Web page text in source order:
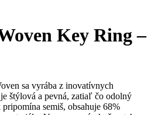
Key Ring –
sa vyrába z inovatívnych
štýlová a pevná, zatiaľ čo odolný
semiš, obsahuje 68%